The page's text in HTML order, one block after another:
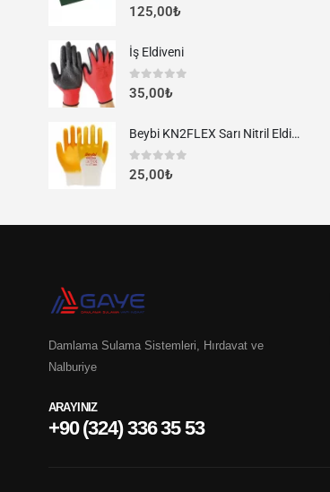
0 out of 5
125,00₺
İş Eldiveni
0out of 5
35,00₺
Beybi KN2FLEX Sarı Nitril Eldiven
0out of 5
25,00₺
Damlama Sulama Sistemleri, Hırdavat ve
Nalburiye
ARAYINIZ
+90 (324) 336 35 53